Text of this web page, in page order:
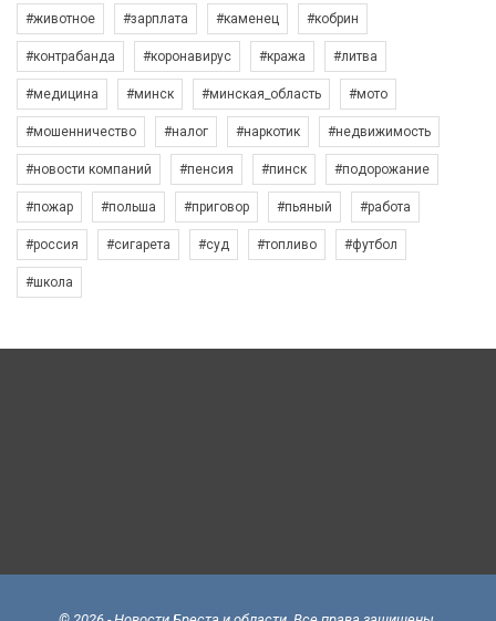
#животное #зарплата #каменец #кобрин
#контрабанда #коронавирус #кража #литва
#медицина #минск #минская_область #мото
#мошенничество #налог #наркотик #недвижимость
#новости компаний #пенсия #пинск #подорожание
#пожар #польша #приговор #пьяный #работа
#россия #сигарета #суд #топливо #футбол
#школа